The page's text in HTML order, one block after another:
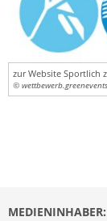
zur Website Sportlich
©
MEDIENINHABER: